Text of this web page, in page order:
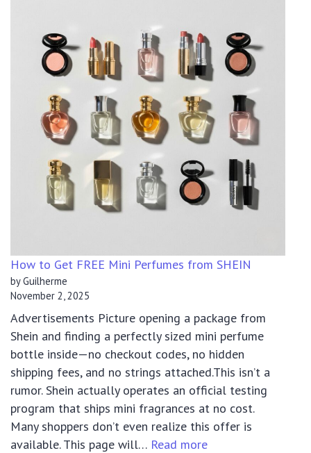
–
Your
Path
to
Guaranteed
Performance
How to Get FREE Mini Perfumes from SHEIN
by Guilherme
November 2, 2025
Advertisements Picture opening a package from
Shein and finding a perfectly sized mini perfume
bottle inside—no checkout codes, no hidden
shipping fees, and no strings attached.This isn’t a
rumor. Shein actually operates an official testing
program that ships mini fragrances at no cost.
Many shoppers don’t even realize this offer is
available. This page will… Read more: